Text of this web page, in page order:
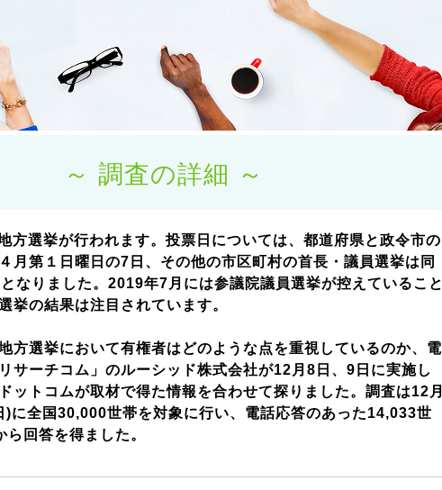
～ 調査の詳細 ～
方選挙が行われます。投票日については、都道府県と政令市の
月第１日曜日の7日、その他の市区町村の首長・議員選挙は同
なりました。2019年7月には参議院議員選挙が控えていること
挙の結果は注目されています。
方選挙において有権者はどのような点を重視しているのか、電
サーチコム」のルーシッド株式会社が12月8日、9日に実施し
ットコムが取材で得た情報を合わせて探りました。調査は12月
)に全国30,000世帯を対象に行い、電話応答のあった14,033世
回答を得ました。